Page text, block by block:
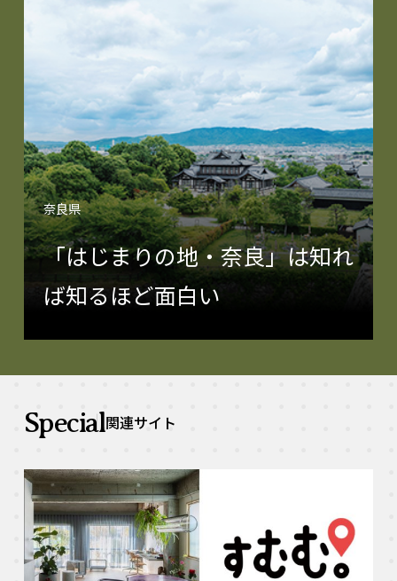
奈良県
「はじまりの地・奈良」は知れ
ば知るほど面白い
Special関連サイト